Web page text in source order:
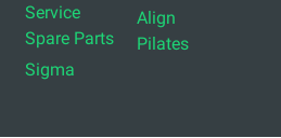
Service
Spare Parts
Sigma
Align
Pilates